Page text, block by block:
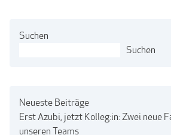
Suchen
Suchen
Neueste Beiträge
Erst Azubi, jetzt Kolleg:in: Zwei neue
unseren Teams